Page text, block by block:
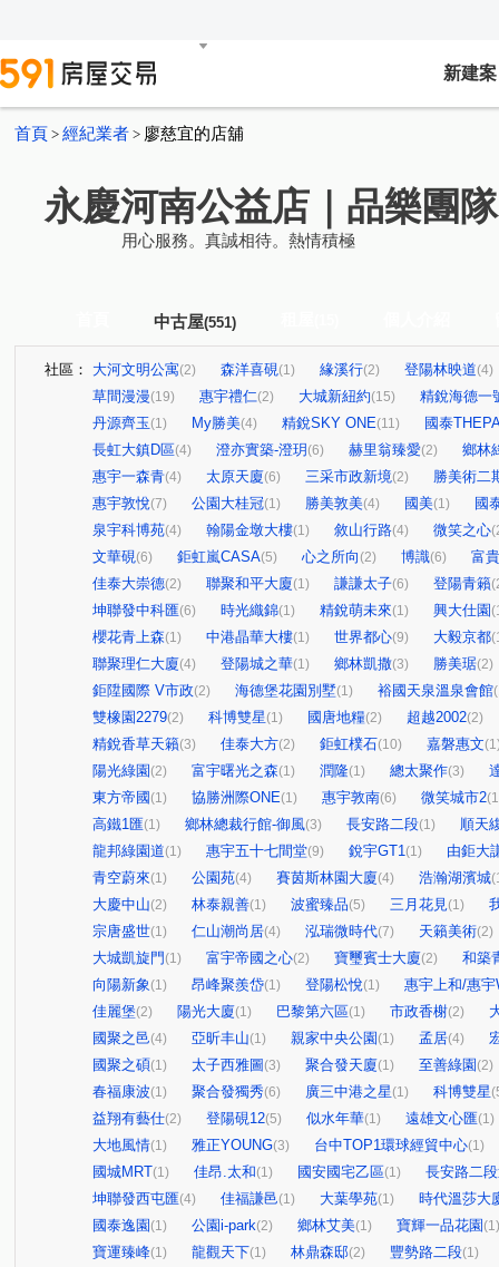
新建案
首頁 > 經紀業者 > 廖慈宜的店舖
永慶河南公益店｜品樂團隊
用心服務。真誠相待。熱情積極
中古屋(551)
社區： 大河文明公寓(2) 森洋喜硯(1) 緣溪行(2) 登陽林映道(4)
草間漫漫(19) 惠宇禮仁(2) 大城新紐約(15)
精銳海德一
丹源齊玉(1) My勝美(4) 精銳SKY ONE(11)
國泰
長虹大鎮D區(4) 澄亦實築-澄玥 (6) 赫里翁臻愛(2)
鄉林
惠宇一森青(4) 太原天廈(6) 三采市政新境(2)
勝美術二
惠宇敦悅(7) 公園大桂冠(1) 勝美敦美(4) 國美(1)
國
泉宇科博苑(4) 翰陽金墩大樓(1) 敘山行路(4) 微笑之心
文華硯(6) 鉅虹嵐CASA(5) 心之所向 (2) 博識(6)
富
佳泰大崇德(2) 聯聚和平大廈(1) 謙謙太子(6) 登陽青籟
坤聯發中科匯(6) 時光織錦(1) 精銳萌未來(1) 興大仕園
櫻花青上森(1) 中港晶華大樓(1) 世界都心(9) 大毅京都
聯聚理仁大廈(4) 登陽城之華(1) 鄉林凱撒(3) 勝美琚(2)
鉅陞國際 V市政(2) 海德堡花園別墅(1) 裕國天泉溫泉會館
雙橡園2279(2) 科博雙星(1) 國唐地糧(2) 超越2002(2)
精銳香草天籟(3) 佳泰大方(2) 鉅虹樸石(10) 嘉磐惠文
陽光綠園 (2) 富宇曙光之森(1) 潤隆(1) 總太聚作(3)
東方帝國 (1) 協勝洲際ONE(1) 惠宇敦南(6) 微笑城市2
高鐵1匯(1) 鄉林總裁行館-御風(3) 長安路二段(1)
順天
龍邦綠園道(1) 惠宇五十七間堂(9) 銳宇GT1(1)
由鉅大
青空蔚來(1) 公園苑(4) 賽茵斯林園大廈(4) 浩瀚湖濱城
大慶中山(2) 林泰親善(1) 波蜜臻品(5) 三月花見(1)
宗唐盛世(1) 仁山潮尚居(4) 泓瑞微時代(7) 天籟美術(2)
大城凱旋門 (1) 富宇帝國之心(2) 寶璽賓士大廈(2)
和築
向陽新象(1) 昂峰聚羨岱(1) 登陽松悅(1)
惠宇上和/惠宇
佳麗堡(2) 陽光大廈(1) 巴黎第六區(1) 市政香榭(2)
國聚之邑(4) 亞昕丰山(1) 親家中央公園 (1) 孟居(4)
國聚之碩(1) 太子西雅圖 (3) 聚合發天廈(1) 至善綠園 (2)
春福康波(1) 聚合發獨秀(6) 廣三中港之星(1) 科博雙星
益翔有藝仕(2) 登陽硯12(5) 似水年華(1) 遠雄文心匯(1)
大地風情(1) 雅正YOUNG(3) 台中TOP1環球經貿中心(1)
國城MRT(1) 佳昂.太和(1) 國安國宅乙區(1)
長安路二
坤聯發西屯匯(4) 佳福謙邑(1) 大葉學苑(1)
時代溫莎大
國泰逸園 (1) 公園i-park(2) 鄉林艾美(1) 寶輝一品花園 (1)
寶運臻峰(1) 龍觀天下(1) 林鼎森邸(2) 豐勢路二段(1)